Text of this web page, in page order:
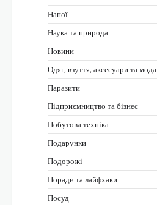
Напої
Наука та природа
Новини
Одяг, взуття, аксесуари та мода
Паразити
Підприємництво та бізнес
Побутова техніка
Подарунки
Подорожі
Поради та лайфхаки
Посуд